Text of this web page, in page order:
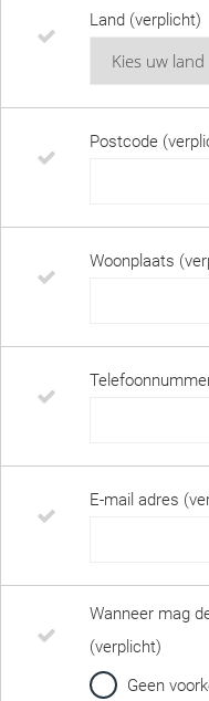
Land (verplicht)
Postcode
Woonplaats
E-mail adres
Wanneer mag
(verplicht)
Geen